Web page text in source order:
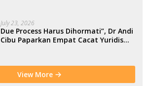
July 23, 2026
Due Process Harus Dihormati”, Dr Andi
Cibu Paparkan Empat Cacat Yuridis
View More